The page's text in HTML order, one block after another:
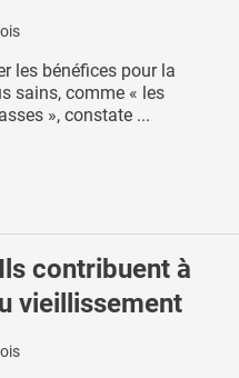
les bénéfices pour la
sains, comme « les
», constate ...
contribuent à
vieillissement